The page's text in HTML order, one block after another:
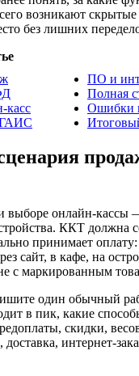
возникают
без лишних
касс
ПО и
Полная
Ошибки
выборе онлайн-кассы
ККТ должна
принимает
сайт, в кафе, на
с маркированным
один обычный
в пик, какие
скидки,
доставка, интернет-